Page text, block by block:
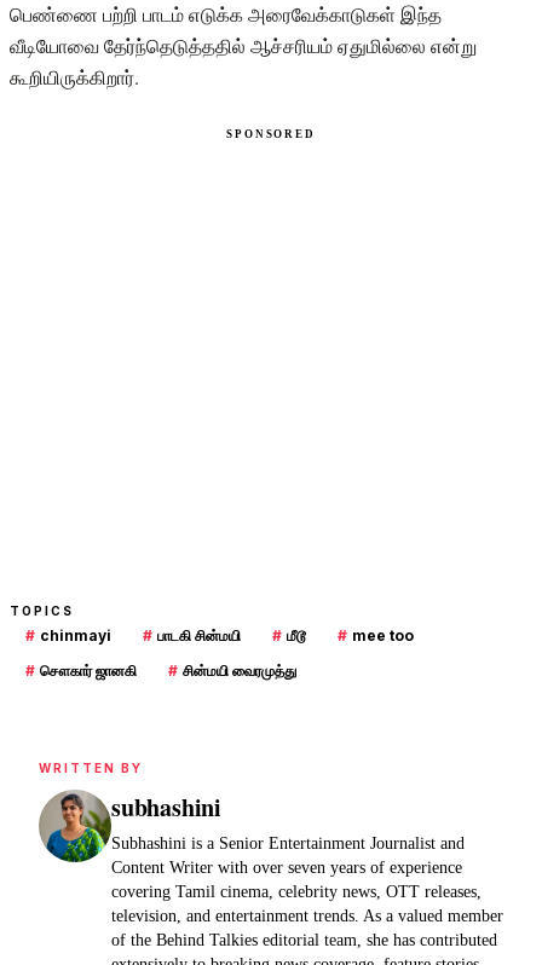
பெண்ணை பற்றி பாடம் எடுக்க அரைவேக்காடுகள் இந்த
வீடியோவை தேர்ந்தெடுத்ததில் ஆச்சரியம் ஏதுமில்லை என்று
கூறியிருக்கிறார்.
TOPICS
# chinmayi # பாடகி சின்மயி # மீடூ # mee too
# சௌகார் ஜானகி # சின்மயி வைரமுத்து
WRITTEN BY
subhashini
Subhashini is a Senior Entertainment Journalist and
Content Writer with over seven years of experience
covering Tamil cinema, celebrity news, OTT releases,
television, and entertainment trends. As a valued member
of the Behind Talkies editorial team, she has contributed